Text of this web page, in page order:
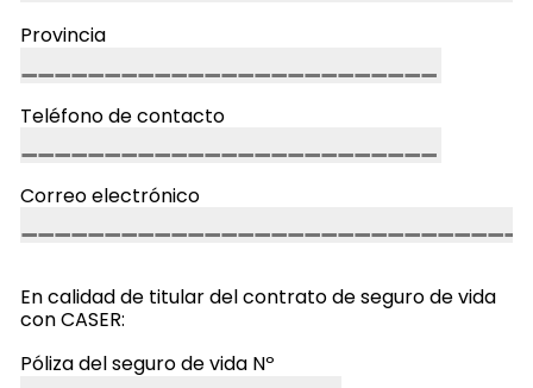
Provincia
Teléfono de contacto
Correo electrónico
En calidad de titular del contrato de seguro de vida
con CASER:
Póliza del seguro de vida Nº